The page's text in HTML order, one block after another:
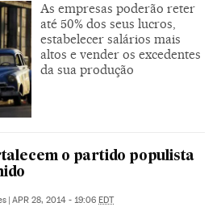
As empresas poderão reter
até 50% dos seus lucros,
estabelecer salários mais
altos e vender os excedentes
da sua produção
o partido populista
| APR 28, 2014 - 19:06 EDT